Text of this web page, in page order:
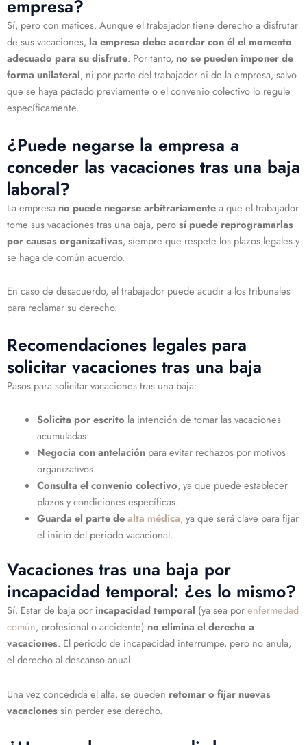
empresa?
Sí, pero con matices. Aunque el trabajador tiene derecho a disfrutar
de sus vacaciones, la empresa debe acordar con él el momento
adecuado para su disfrute. Por tanto, no se pueden imponer de
forma unilateral, ni por parte del trabajador ni de la empresa, salvo
que se haya pactado previamente o el convenio colectivo lo regule
específicamente.
¿Puede negarse la empresa a
conceder las vacaciones tras una baja
laboral?
La empresa no puede negarse arbitrariamentea que el trabajador
tome sus vacaciones tras una baja, perosí puede reprogramarlas
por causas organizativas, siempre que respete los plazos legales y
se haga de común acuerdo.
En caso de desacuerdo, el trabajador puede acudir a los tribunales
para reclamar su derecho.
Recomendaciones legales para
solicitar vacaciones tras una baja
Pasos para solicitar vacaciones tras una baja:
Solicita por escrito la intención de tomar las vacaciones
acumuladas.
Negocia con antelaciónpara evitar rechazos por motivos
organizativos.
Consulta el convenio colectivo, ya que puede establecer
plazos y condiciones específicas.
Guarda el parte dealta médica, ya que será clave para fijar
el inicio del periodo vacacional.
Vacaciones tras una baja por
incapacidad temporal: ¿es lo mismo?
Sí. Estar de baja porincapacidad temporal (ya sea porenfermedad
común, profesional o accidente) no elimina el derecho a
vacaciones. El periodo de incapacidad interrumpe, pero no anula,
el derecho al descanso anual.
Una vez concedida el alta, se pueden retomar o fijar nuevas
vacacionessin perder ese derecho.